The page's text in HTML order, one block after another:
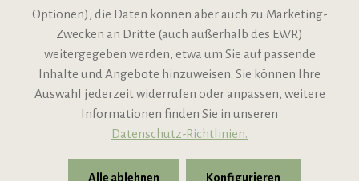
Informationen
Support
Optionen), die Daten können aber auch zu Marketing-
Zwecken an Dritte (auch außerhalb des EWR)
weitergegeben werden, etwa um Sie auf passende
Inhalte und Angebote hinzuweisen. Sie können Ihre
Auswahl jederzeit widerrufen oder anpassen, weitere
Informationen finden Sie in unseren
Datenschutz-Richtlinien.
Alle ablehnen Konfigurieren